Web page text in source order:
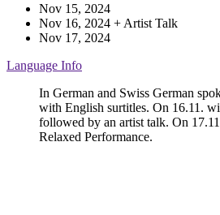
Nov 15, 2024
Nov 16, 2024 + Artist Talk
Nov 17, 2024
Language Info
In German and Swiss German
with English surtitles. On 16.11.
followed by an artist talk. On
Relaxed Performance.